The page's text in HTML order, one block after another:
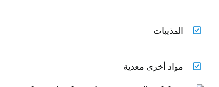
المذيبات
مواد أخرى معدية